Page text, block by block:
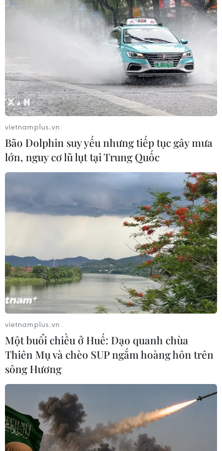
Indonesia-Australia tăng cường quan hệ
quốc phòng và an ninh
09/09/2021 09:05
Bộ trưởng Quốc phòng Australia Peter Dutton nhấn
mạnh Indonesia và Australia cần trở thành "mỏ neo" tại
khu vực Ấn Độ Dương-Thái Bình Dương đang gia tăng
tranh chấp.
vietnamplus.vn
Bão Dolphin suy yếu nhưng tiếp tục gây mưa
lớn, nguy cơ lũ lụt tại Trung Quốc
vietnamplus.vn
Một buổi chiều ở Huế: Dạo quanh chùa
Thiên Mụ và chèo SUP ngắm hoàng hôn trên
sông Hương